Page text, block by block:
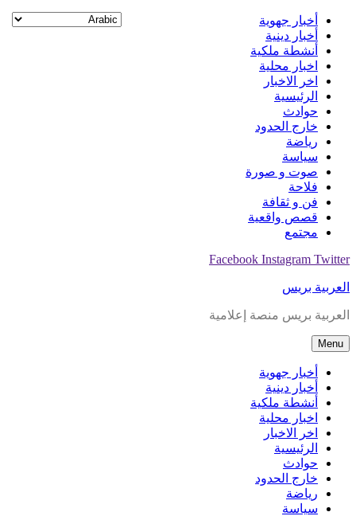
Skip
content
أخبار جهوية
أخبار دينية
أنشطة ملكية
اخبار محلية
اخر الاخبار
الرئيسية
حوادث
خارج الحدود
رياضة
سياسة
صوت و صورة
فلاحة
فن و ثقافة
قصص واقعية
مجتمع
Facebook Instagram Twitter
العربية بريس
العربية بريس منصة إعلامية
Menu
أخبار جهوية
أخبار دينية
أنشطة ملكية
اخبار محلية
اخر الاخبار
الرئيسية
حوادث
خارج الحدود
رياضة
سياسة